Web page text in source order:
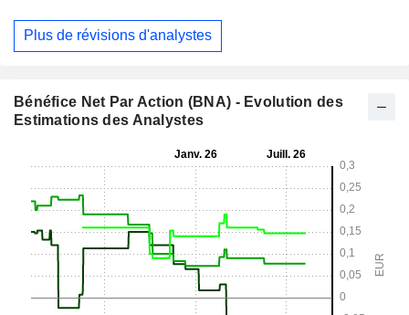
Plus de révisions d'analystes
Bénéfice Net Par Action (BNA) - Evolution des
Estimations des Analystes